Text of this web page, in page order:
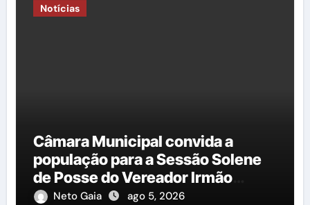
Notícias
Câmara Municipal convida a
população para a Sessão Solene
de Posse do Vereador Irmão
Cícero
Neto Gaia ago 5, 2026